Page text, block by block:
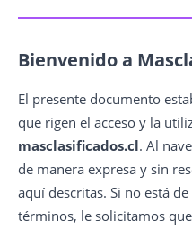
Bienvenido a
El presente documento
que rigen el acceso y la
masclasificados.cl. Al
de manera expresa y sin
aquí descritas. Si no está
términos, le solicitamos